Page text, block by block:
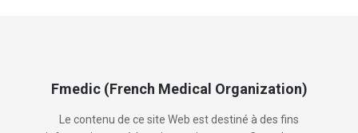
Fmedic (French Medical Organization)
Le contenu de ce site Web est destiné à des fins